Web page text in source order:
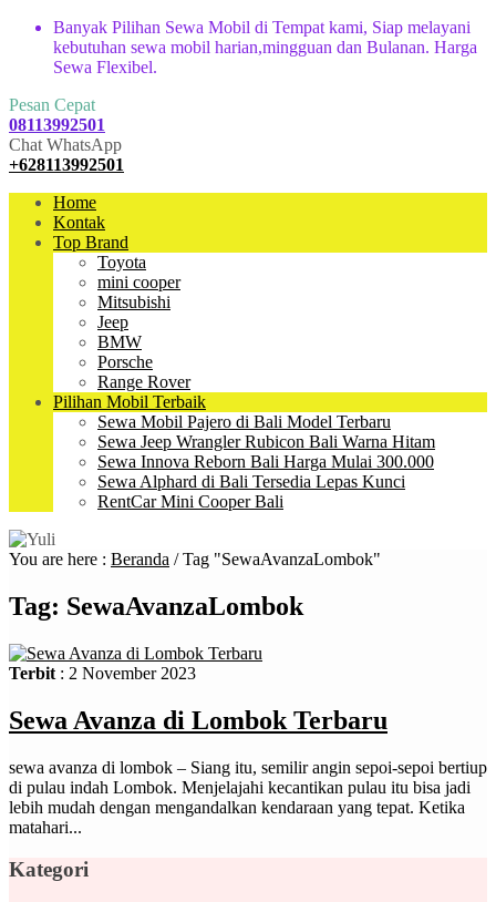
Banyak Pilihan Sewa Mobil di Tempat kami, Siap melayani
kebutuhan sewa mobil harian,mingguan dan Bulanan. Harga
Sewa Flexibel.
Pesan Cepat
08113992501
Chat WhatsApp
+628113992501
Home
Kontak
Top Brand
Toyota
mini cooper
Mitsubishi
Jeep
BMW
Porsche
Range Rover
Pilihan Mobil Terbaik
Sewa Mobil Pajero di Bali Model Terbaru
Sewa Jeep Wrangler Rubicon Bali Warna Hitam
Sewa Innova Reborn Bali Harga Mulai 300.000
Sewa Alphard di Bali Tersedia Lepas Kunci
RentCar Mini Cooper Bali
You are here : Beranda /Tag "SewaAvanzaLombok"
Tag: SewaAvanzaLombok
Terbit : 2 November 2023
Sewa Avanza di Lombok Terbaru
sewa avanza di lombok – Siang itu, semilir angin sepoi-sepoi bertiup
di pulau indah Lombok. Menjelajahi kecantikan pulau itu bisa jadi
lebih mudah dengan mengandalkan kendaraan yang tepat. Ketika
matahari...
Kategori